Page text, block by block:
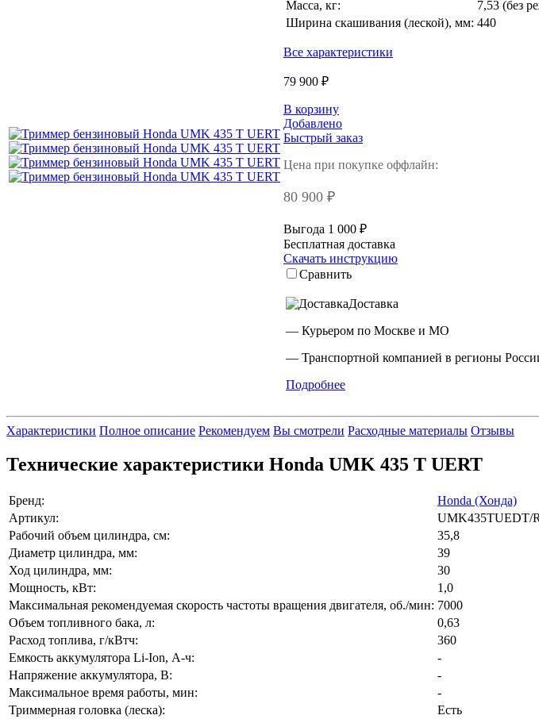
Масса, кг:
7,53 (без
Ширина скашивания (леской), мм: 440
Все характеристики
79 900 ₽
В корзину
Добавлено
Быстрый заказ
Цена при покупке оффлайн:
80 900 ₽
Выгода 1 000 ₽
Бесплатная доставка
Скачать инструкцию
Сравнить
Доставка
— Курьером по Москве и МО
— Транспортной компанией в регионы
Подробнее
Характеристики Полное описание Рекомендуем Вы смотрели Расходные материалы Отзывы
Технические характеристики Honda UMK 435 T UERT
Бренд:
Honda (Хонда)
Артикул:
UMK435TUEDT/
Рабочий объем цилиндра, см:
35,8
Диаметр цилиндра, мм:
39
Ход цилиндра, мм:
30
Мощность, кВт:
1,0
Максимальная рекомендуемая скорость частоты вращения двигателя, об./мин: 7000
Объем топливного бака, л:
0,63
Расход топлива, г/кВтч:
360
Емкость аккумулятора Li-Ion, А-ч:
-
Напряжение аккумулятора, В:
-
Максимальное время работы, мин:
-
Триммерная головка (леска):
Есть